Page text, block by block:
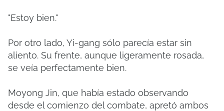
"Estoy bien."
Por otro lado, Yi-gang sólo parecía estar sin
aliento. Su frente, aunque ligeramente rosada,
se veía perfectamente bien.
Moyong Jin, que había estado observando
desde el comienzo del combate, apretó ambos